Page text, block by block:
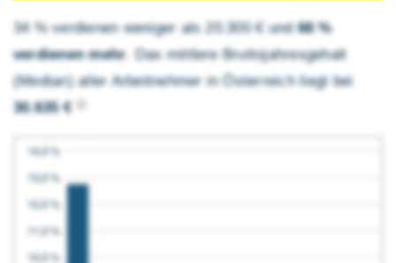
34 % verdienen weniger als 20.300 € und66 %
verdienen mehr . Das mittlere Brutto­jahres­gehalt
(Median) aller Arbeitnehmer in Österreich liegt bei
30.635 €